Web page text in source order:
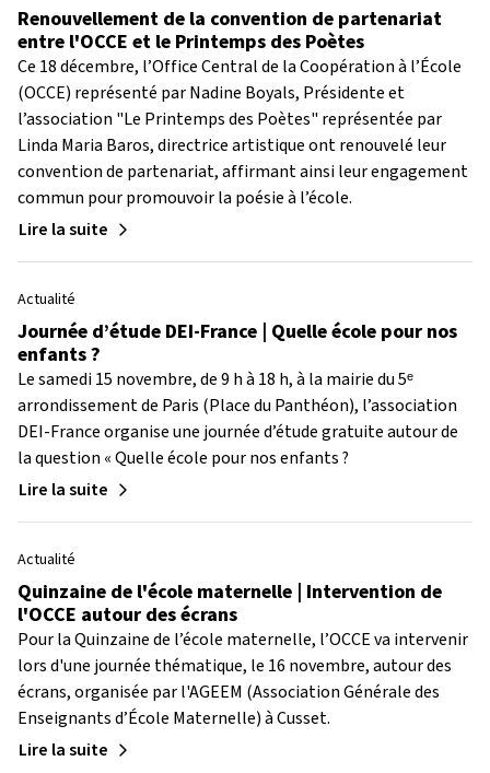
Renouvellement de la convention de partenariat
entre l'OCCE et le Printemps des Poètes
Ce 18 décembre, l’Office Central de la Coopération à l’École
(OCCE) représenté par Nadine Boyals, Présidente et
l’association "Le Printemps des Poètes" représentée par
Linda Maria Baros, directrice artistique ont renouvelé leur
convention de partenariat, affirmant ainsi leur engagement
commun pour promouvoir la poésie à l’école.
Lire la suite
Actualité
Journée d’étude DEI-France | Quelle école pour nos
enfants ?
Le samedi 15 novembre, de 9 h à 18 h, à la mairie du 5ᵉ
arrondissement de Paris (Place du Panthéon), l’association
DEI-France organise une journée d’étude gratuite autour de
la question « Quelle école pour nos enfants ?
Lire la suite
Actualité
Quinzaine de l'école maternelle | Intervention de
l'OCCE autour des écrans
Pour la Quinzaine de l’école maternelle, l’OCCE va intervenir
lors d'une journée thématique, le 16 novembre, autour des
écrans, organisée par l'AGEEM (Association Générale des
Enseignants d’École Maternelle) à Cusset.
Lire la suite